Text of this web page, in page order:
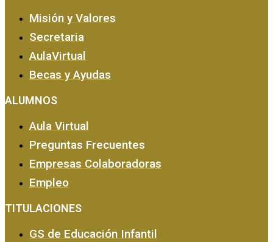
Misión y Valores
Secretaria
AulaVirtual
Becas y Ayudas
ALUMNOS
Aula Virtual
Preguntas Frecuentes
Empresas Colaboradoras
Empleo
TITULACIONES
GS de Educación Infantil